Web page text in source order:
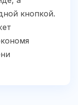
кнопкой.